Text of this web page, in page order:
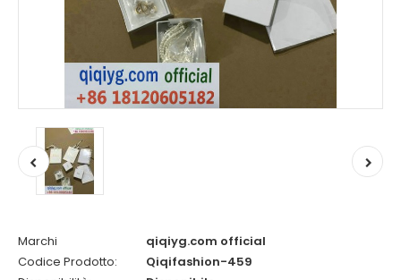
Marchi
qiqiyg.com official
Codice Prodotto:
Qiqifashion-459